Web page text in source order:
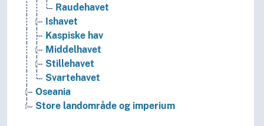
Raudehavet
Ishavet
Kaspiske hav
Middelhavet
Stillehavet
Svartehavet
Oseania
Store landområde og imperium